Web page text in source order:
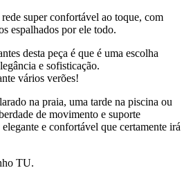
super confortável ao toque, com
espalhados por ele todo.
desta peça é que é uma escolha
e sofisticação.
vários verões!
na praia, uma tarde na piscina ou
de movimento e suporte
e confortável que certamente irá
TU.